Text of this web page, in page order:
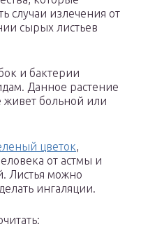
случаи излечения от
сырых листьев
и бактерии
Данное растение
живет больной или
цветок,
от астмы и
Листья можно
ингаляции.